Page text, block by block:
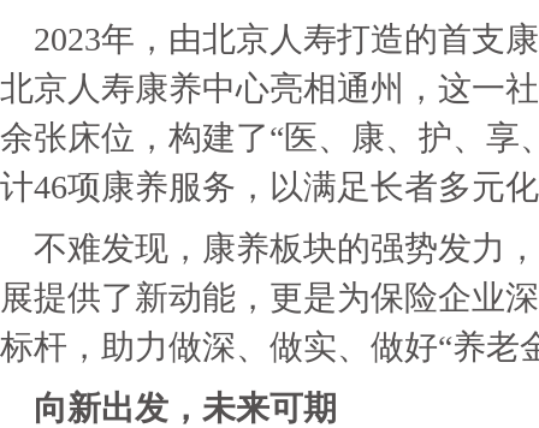
2023年，由北京人寿打造的首支
北京人寿康养中心亮相通州，这一
余张床位，构建了“医、康、护、享
计46项康养服务，以满足长者多元
不难发现，康养板块的强势发力
展提供了新动能，更是为保险企业
标杆，助力做深、做实、做好“养老
向新出发，未来可期